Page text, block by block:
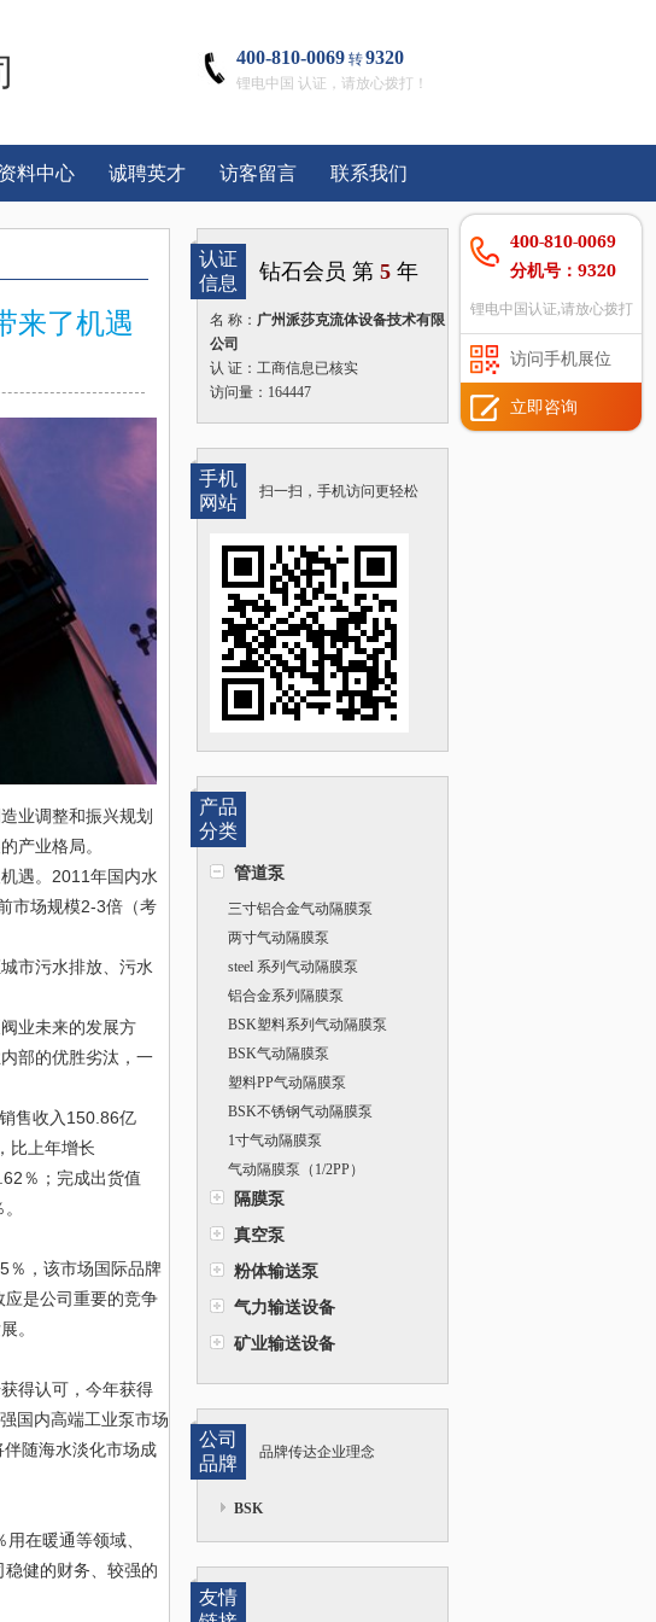
400-810-0069 转9320
锂电中国 认证，请放心拨打！
资料中心 诚聘英才 访客留言 联系我们
400-810-0069
分机号：9320
锂电中国认证,请放心拨打
访问手机展位
立即咨询
认证
信息
钻石会员 第 5 年
名 称： 广州派莎克流体设备技术有限
公司
认 证：工商信息已核实
访问量：164447
手机
网站
扫一扫，手机访问更轻松
产品
分类
管道泵
三寸铝合金气动隔膜泵
两寸气动隔膜泵
steel 系列气动隔膜泵
铝合金系列隔膜泵
BSK塑料系列气动隔膜泵
BSK气动隔膜泵
塑料PP气动隔膜泵
（BSKA25PP）
BSK不锈钢气动隔膜泵
1寸气动隔膜泵
气动隔膜泵（1/2PP）
隔膜泵
真空泵
粉体输送泵
气力输送设备
矿业输送设备
公司
品牌
品牌传达企业理念
BSK
友情
来了机遇
业调整和振兴规划
产业格局。
遇。2011年国内水
市场规模2-3倍（考
市污水排放、污水
业未来的发展方
部的优胜劣汰，一
售收入150.86亿
比上年增长
％；完成出货值
％，该市场国际品牌
是公司重要的竞争
。
得认可，今年获得
国内高端工业泵市场
随海水淡化市场成
在暖通等领域、
健的财务、较强的